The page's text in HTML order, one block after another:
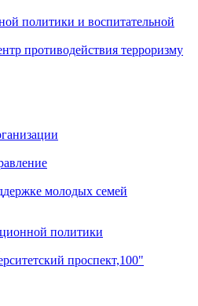
политики и воспитательной
противодействия терроризму
молодых семей
политики
проспект,100"